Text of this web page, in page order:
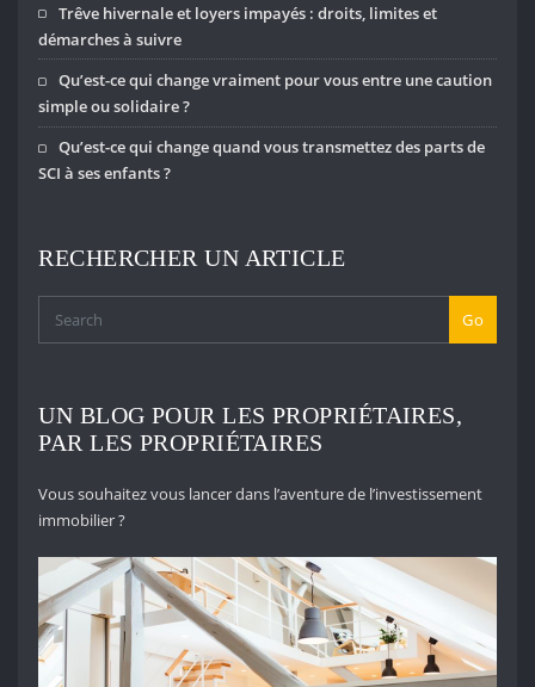
Trêve hivernale et loyers impayés : droits, limites et
démarches à suivre
Qu’est-ce qui change vraiment pour vous entre une caution
simple ou solidaire ?
Qu’est-ce qui change quand vous transmettez des parts de
SCI à ses enfants ?
RECHERCHER UN ARTICLE
Go
UN BLOG POUR LES PROPRIÉTAIRES,
PAR LES PROPRIÉTAIRES
Vous souhaitez vous lancer dans l’aventure de l’investissement
immobilier ?